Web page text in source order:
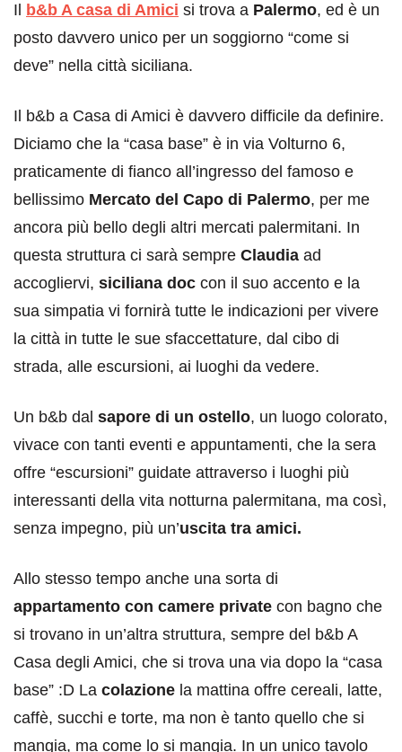
Il b&b A casa di Amici si trova a Palermo, ed è un
posto davvero unico per un soggiorno “come si
deve” nella città siciliana.
Il b&b a Casa di Amici è davvero difficile da definire.
Diciamo che la “casa base” è in via Volturno 6,
praticamente di fianco all’ingresso del famoso e
bellissimo Mercato del Capo di Palermo, per me
ancora più bello degli altri mercati palermitani. In
questa struttura ci sarà sempre Claudia ad
accogliervi, siciliana doc con il suo accento e la
sua simpatia vi fornirà tutte le indicazioni per vivere
la città in tutte le sue sfaccettature, dal cibo di
strada, alle escursioni, ai luoghi da vedere.
Un b&b dal sapore di un ostello, un luogo colorato,
vivace con tanti eventi e appuntamenti, che la sera
offre “escursioni” guidate attraverso i luoghi più
interessanti della vita notturna palermitana, ma così,
senza impegno, più un’uscita tra amici.
Allo stesso tempo anche una sorta di
appartamento con camere private con bagno che
si trovano in un’altra struttura, sempre del b&b A
Casa degli Amici, che si trova una via dopo la “casa
base” :D La colazione la mattina offre cereali, latte,
caffè, succhi e torte, ma non è tanto quello che si
mangia, ma come lo si mangia. In un unico tavolo